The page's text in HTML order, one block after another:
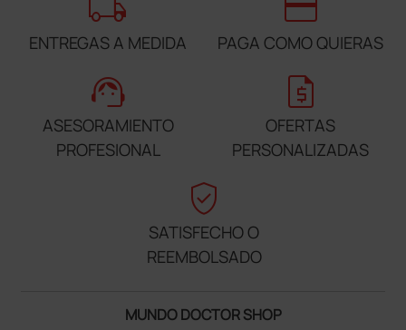
ENTREGAS A MEDIDA PAGA COMO QUIERAS
support_agent
ASESORAMIENTO
PROFESIONAL
request_quote
OFERTAS
PERSONALIZADAS
verified_user
SATISFECHO O
REEMBOLSADO
MUNDO DOCTOR SHOP